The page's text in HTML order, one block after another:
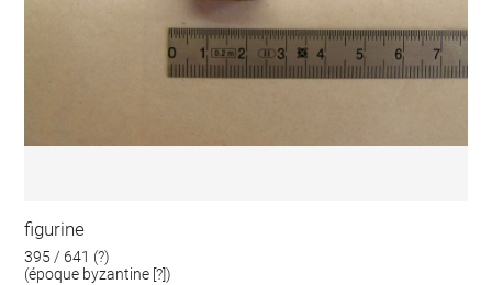
figurine
395 / 641 (?)
(époque byzantine [?])